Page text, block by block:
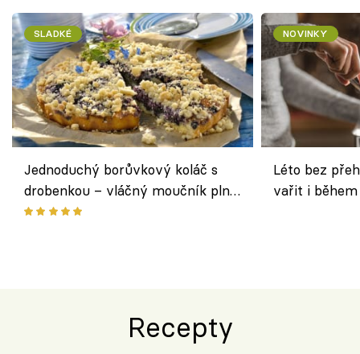
SLADKÉ
Jednoduchý borůvkový koláč s
drobenkou – vláčný moučník plný
ovoce
NOVINKY
Léto bez
vařit i
Recepty